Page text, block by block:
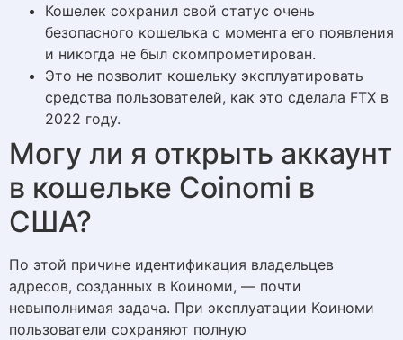
Кошелек сохранил свой статус очень
безопасного кошелька с момента его появления
и никогда не был скомпрометирован.
Это не позволит кошельку эксплуатировать
средства пользователей, как это сделала FTX в
2022 году.
Могу ли я открыть аккаунт
в кошельке Coinomi в
США?
По этой причине идентификация владельцев
адресов, созданных в Коиноми, — почти
невыполнимая задача. При эксплуатации Коиноми
пользователи сохраняют полную